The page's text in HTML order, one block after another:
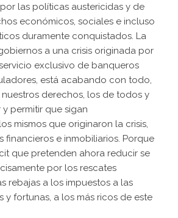
las políticas austericidas y de
económicos, sociales e incluso
duramente conquistados. La
a una crisis originada por
exclusivo de banqueros
está acabando con todo,
derechos, los de todos y
permitir que sigan
mismos que originaron la crisis,
financieros e inmobiliarios. Porque
que pretenden ahora reducir se
por los rescates
rebajas a los impuestos a las
y fortunas, a los más ricos de este